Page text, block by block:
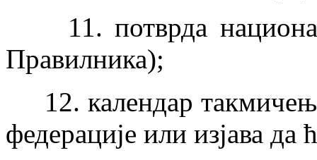
11. потврда
Правилника);
12. календар
федерације или изјава